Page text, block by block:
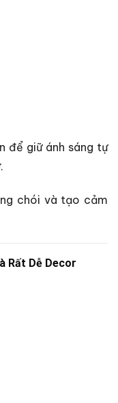
để giữ ánh sáng tự
chói và tạo cảm
Rất Dễ Decor